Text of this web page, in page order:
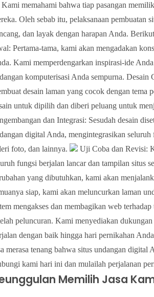
Kami memahami bahwa tiap pasangan
Oleh sebab itu, pelaksanaan pembuatan
dan layak dengan harapan Anda.
Pertama-tama, kami akan mengadakan
Kami memperdengarkan inspirasi-ide
komputerisasi Anda sempurna.
desain laman yang cocok dengan tema
untuk dipilih dan diberi peluang untuk
dan Integrasi: Sesudah desain
digital Anda, mengintegrasikan
foto, dan lainnya.
Uji Coba dan Revisi:
fungsi berjalan lancar dan tampilan situs
yang dibutuhkan, kami akan
siap, kami akan meluncurkan laman
mengakses dan membagikan web
peluncuran. Kami menyediakan
dengan baik hingga hari pernikahan
merasa tenang bahwa situs undangan digital
kami hari ini dan mulailah perjalanan
Memilih Jasa